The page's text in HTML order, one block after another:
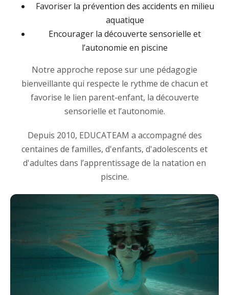
Favoriser la prévention des accidents en milieu
aquatique
Encourager la découverte sensorielle et
l’autonomie en piscine
Notre approche repose sur une pédagogie
bienveillante qui respecte le rythme de chacun et
favorise le lien parent-enfant, la découverte
sensorielle et l’autonomie.
Depuis 2010, EDUCATEAM a accompagné des
centaines de familles, d'enfants, d'adolescents et
d'adultes dans l’apprentissage de la natation en
piscine.